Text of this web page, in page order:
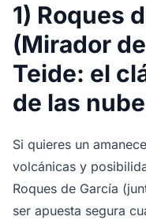
1) Roques
(Mirador
Teide: el
de las
Si quieres un
volcánicas y
Roques de García
ser apuesta segura